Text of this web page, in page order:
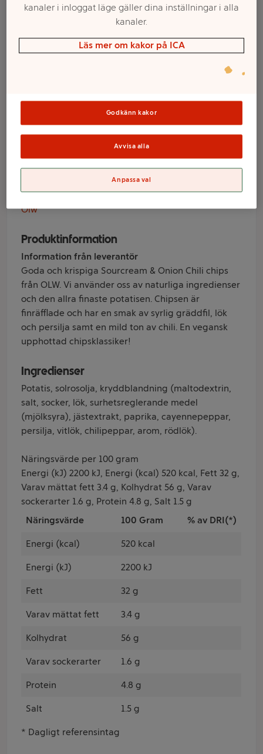
Chips Sourcream
& Onion Chili 275g
Olw
Varumärke
Olw
Produktinformation
Information från leverantör
Goda och krispiga Sourcream & Onion Chili chips
från OLW. Vi använder oss av naturliga ingredienser
och den allra finaste potatisen. Chipsen är
finräfflade och har en smak av syrlig gräddfil, lök
och persilja samt en mild ton av chili. En vegansk
upphottad chipsklassiker!
Ingredienser
Potatis, solrosolja, kryddblandning (maltodextrin,
salt, socker, lök, surhetsreglerande medel
(mjölksyra), jästextrakt, paprika, cayennepeppar,
persilja, vitlök, chilipeppar, arom, rödlök).
Näringsvärde per 100 gram
Energi (kJ) 2200 kJ, Energi (kcal) 520 kcal, Fett 32 g,
Varav mättat fett 3.4 g, Kolhydrat 56 g, Varav
sockerarter 1.6 g, Protein 4.8 g, Salt 1.5 g
Näringsvärde
100 Gram % av DRI(*)
Energi (kcal) 520 kcal
Energi (kJ) 2200 kJ
Fett 32 g
Varav mättat fett 3.4 g
Kolhydrat 56 g
Varav sockerarter 1.6 g
Protein 4.8 g
Salt 1.5 g
* Dagligt referensintag
Välj butik och handla
kanaler i inloggat läge gäller dina inställningar i alla
kanaler.
Läs mer om kakor på ICA
Godkänn kakor
Avvisa alla
Anpassa val